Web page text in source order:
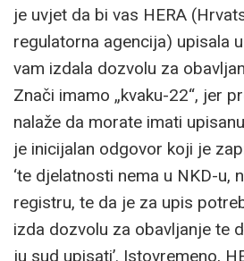
je uvjet da bi vas HERA
regulatorna agencija) upisala
vam izdala dozvolu za
Znači imamo „kvaku-22“, jer
nalaže da morate imati
je inicijalan odgovor koji je
‘te djelatnosti nema u NKD-u,
registru, te da je za upis
izda dozvolu za obavljanje te
ju sud upisati’. Istovremeno,